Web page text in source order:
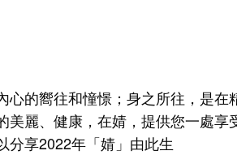
心的嚮往和憧憬；身之所往，是
美麗、健康，在婧，提供您一處享
分享2022年「婧」由此生